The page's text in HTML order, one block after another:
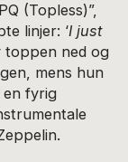
(Topless)”,
linjer: ‘I just
toppen ned og
mens hun
en fyrig